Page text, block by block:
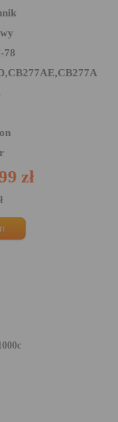
78
zł